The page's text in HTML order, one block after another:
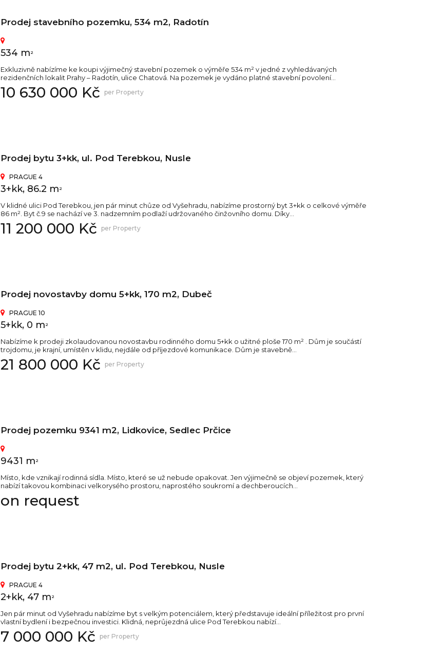
Prodej stavebního pozemku, 534 m2, Radotín
534 m 2
Exkluzivně nabízíme ke koupi výjimečný stavební pozemek o výměře 534 m² v jedné z vyhledávaných
rezidenčních lokalit Prahy – Radotín, ulice Chatová. Na pozemek je vydáno platné stavební povolení...
10 630 000 Kč per Property
Prodej bytu 3+kk, ul. Pod Terebkou, Nusle
PRAGUE 4
3+kk, 86.2 m 2
V klidné ulici Pod Terebkou, jen pár minut chůze od Vyšehradu, nabízíme prostorný byt 3+kk o celkové výměře
86 m². Byt č.9 se nachází ve 3. nadzemním podlaží udržovaného činžovního domu. Díky...
11 200 000 Kč per Property
Prodej novostavby domu 5+kk, 170 m2, Dubeč
PRAGUE 10
5+kk, 0 m 2
Nabízíme k prodeji zkolaudovanou novostavbu rodinného domu 5+kk o užitné ploše 170 m² . Dům je součástí
trojdomu, je krajní, umístěn v klidu, nejdále od příjezdové komunikace. Dům je stavebně...
21 800 000 Kč per Property
Prodej pozemku 9341 m2, Lidkovice, Sedlec Prčice
9431 m 2
Místo, kde vznikají rodinná sídla. Místo, které se už nebude opakovat. Jen výjimečně se objeví pozemek, který
nabízí takovou kombinaci velkorysého prostoru, naprostého soukromí a dechberoucích...
on request
Prodej bytu 2+kk, 47 m2, ul. Pod Terebkou, Nusle
PRAGUE 4
2+kk, 47 m 2
Jen pár minut od Vyšehradu nabízíme byt s velkým potenciálem, který představuje ideální příležitost pro první
vlastní bydlení i bezpečnou investici. Klidná, neprůjezdná ulice Pod Terebkou nabízí...
7 000 000 Kč per Property